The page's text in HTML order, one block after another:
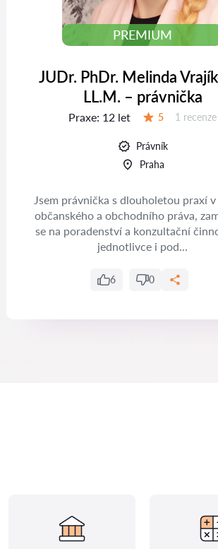
PREMIUM
JUDr. PhDr. Melinda
LL.M. – právnička
Praxe: 12 let 5 Recenzí:
1 recenze
Právník
Praha
Jsem právnička s dlouholetou praxí
občanského a obchodního práva,
se na poradenství a konzultační
jednotlivce i pod...
6 0